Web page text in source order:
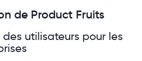
de Product Fruits
utilisateurs pour les